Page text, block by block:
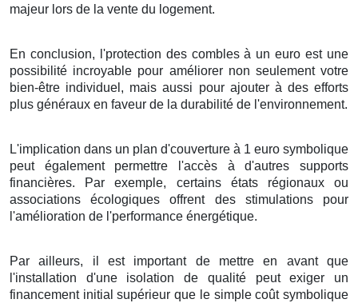
majeur lors de la vente du logement.
En conclusion, l'protection des comblesà un euro est une
possibilité incroyable pour améliorer non seulementvotre
bien-être individuel , maisaussi pour ajouterà des efforts
plus généraux en faveur de la durabilité de l'environnement.
L'implication dans un plan d'couverture à 1 euro symbolique
peut également permettre l'accès à d'autressupports
financières. Par exemple, certains états régionauxou
associations
écologiques offrent des stimulationspour
l'amélioration de l'performance énergétique.
Par ailleurs, il est importantde mettre en avantque
l'installation d'une isolation de qualitépeutexiger un
financementinitialsupérieur que le simplecoût symbolique